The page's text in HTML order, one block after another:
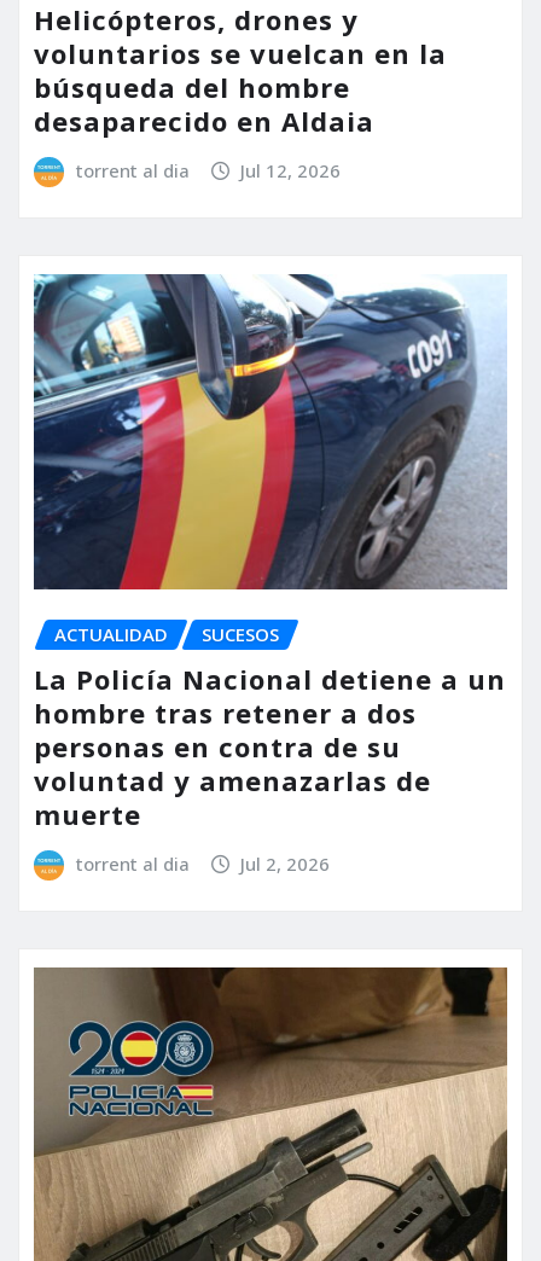
Helicópteros, drones y
voluntarios se vuelcan en la
búsqueda del hombre
desaparecido en Aldaia
torrent al dia Jul 12, 2026
ACTUALIDAD SUCESOS
La Policía Nacional detiene a un
hombre tras retener a dos
personas en contra de su
voluntad y amenazarlas de
muerte
torrent al dia Jul 2, 2026